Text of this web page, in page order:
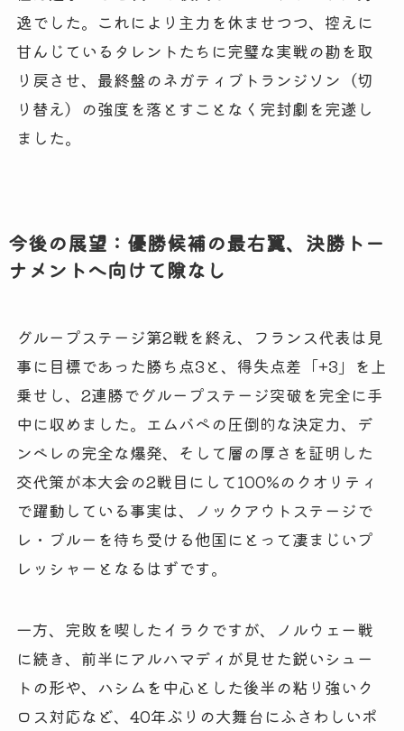
逸でした。これにより主力を休ませつつ、控えに
甘んじているタレントたちに完璧な実戦の勘を取
り戻させ、最終盤のネガティブトランジソン（切
り替え）の強度を落とすことなく完封劇を完遂し
ました。
今後の展望：優勝候補の最右翼、決勝トー
ナメントへ向けて隙なし
グループステージ第2戦を終え、フランス代表は見
事に目標であった勝ち点3と、得失点差「+3」を上
乗せし、2連勝でグループステージ突破を完全に手
中に収めました。エムバペの圧倒的な決定力、デ
ンベレの完全な爆発、そして層の厚さを証明した
交代策が本大会の2戦目にして100%のクオリティ
で躍動している事実は、ノックアウトステージで
レ・ブルーを待ち受ける他国にとって凄まじいプ
レッシャーとなるはずです。
一方、完敗を喫したイラクですが、ノルウェー戦
に続き、前半にアルハマディが見せた鋭いシュー
トの形や、ハシムを中心とした後半の粘り強いク
ロス対応など、40年ぶりの大舞台にふさわしいポ